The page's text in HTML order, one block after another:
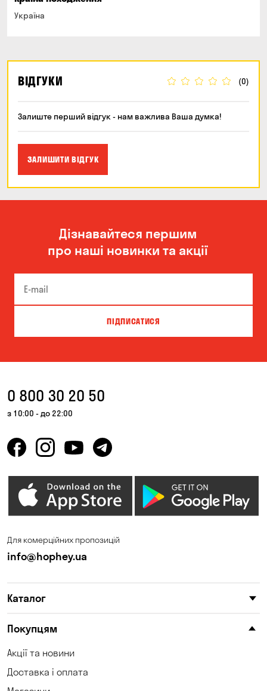
Україна
ВІДГУКИ (0)
Залиште перший відгук - нам важлива Ваша думка!
ЗАЛИШИТИ ВІДГУК
Дізнавайтеся першим
про наші новинки та акції
ПІДПИСАТИСЯ
0 800 30 20 50
з 10:00 - до 22:00
Для комерційних пропозицій
info@hophey.ua
Каталог
Покупцям
Акції та новини
Доставка і оплата